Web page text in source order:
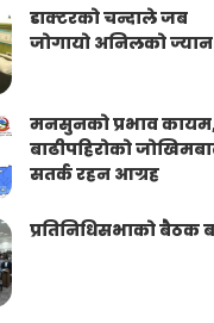
डाक्टरको चन्दाले जब
जोगायो अनिलको ज्यान
मनसुनको प्रभाव
बाढीपहिरोको
सतर्क रहन आग्रह
प्रतिनिधिसभाको बैठक